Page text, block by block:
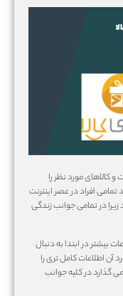
و کالاهای مورد نظر را
تمامی افراد در عصر اینترنت
زیرا در تمامی جوانب زندگی
بیشتر در ابتدا به دنبال
آن اطلاعات کامل تری را
گذارد در کلیه جوانب